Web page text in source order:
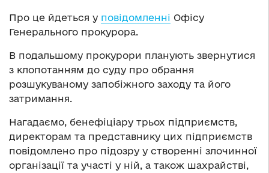
Про це йдеться у повідомленні Офісу
Генерального прокурора.
В подальшому прокурори планують звернутися
з клопотанням до суду про обрання
розшукуваному запобіжного заходу та його
затримання.
Нагадаємо, бенефіціару трьох підприємств,
директорам та представнику цих підприємств
повідомлено про підозру у створенні злочинної
організації та участі у ній, а також шахрайстві,